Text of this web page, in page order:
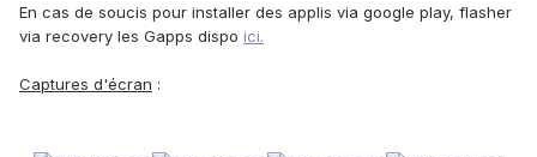
En cas de soucis pour installer des applis via google play, flasher
via recovery les Gapps dispo ici.
Captures d'écran :